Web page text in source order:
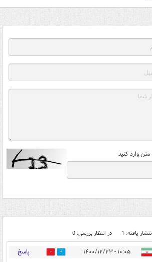
وارد کنید
انتشار یافته: 1 در انتظار بررسی: 0
۱۰:۰۵ - ۱۴۰۰/۱۲/۲۳ 0 پاسخ